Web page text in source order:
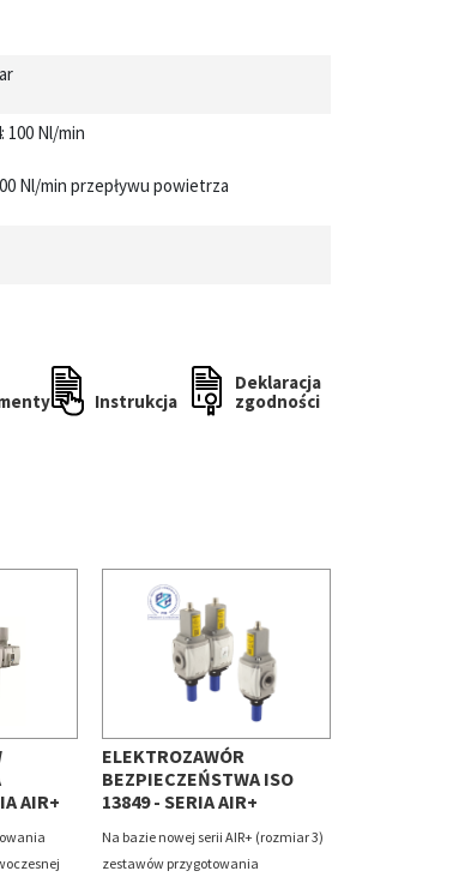
100 Nl/min
Nl/min przepływu powietrza
Instrukcja
Deklaracja
zgodności
AIR+
ELEKTROZAWÓR
BEZPIECZEŃSTWA ISO
13849 - SERIA AIR+
Na bazie nowej serii AIR+ (rozmiar 3)
zestawów przygotowania